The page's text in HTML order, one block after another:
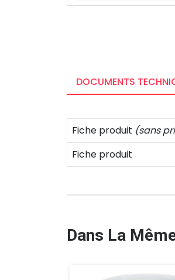
DOCUMENTS
Fiche produit (sans
Fiche produit
Dans La